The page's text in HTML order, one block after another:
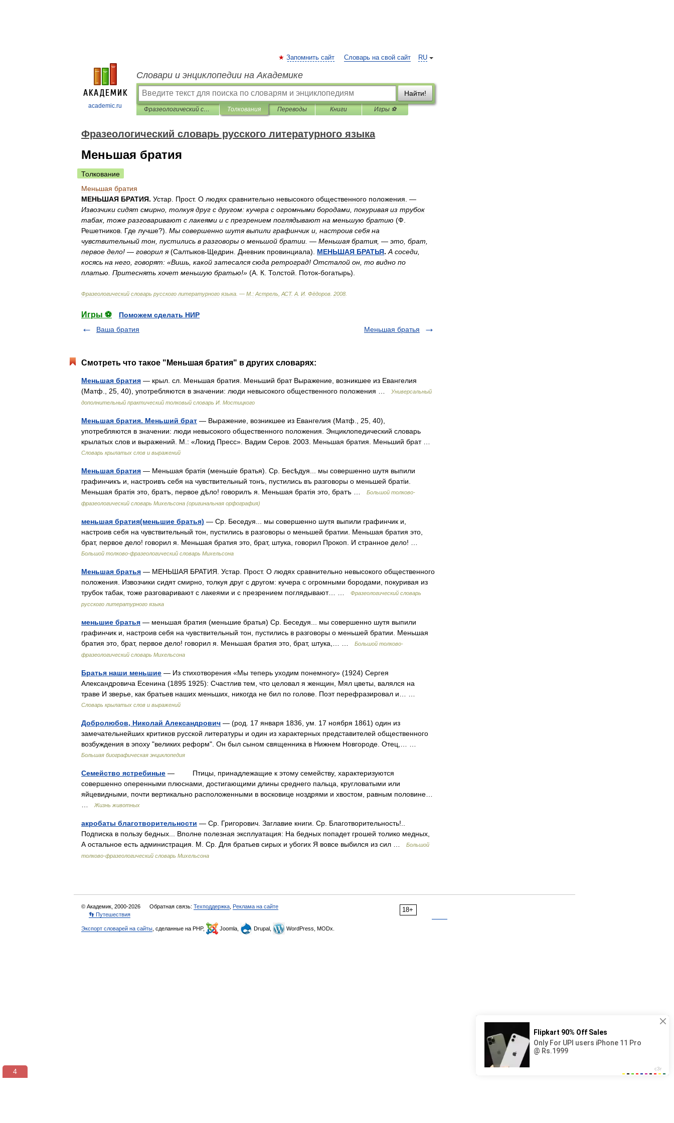
academic.ru
RU
Запомнить сайт Словарь на свой сайт
Словари и энциклопедии на Академике
Найти!
Фразеологический словарь русского литературного языка Толкования Переводы Книги Игры ⚽
Фразеологический словарь русского литературного языка
Меньшая братия
Толкование
Меньшая братия
МЕНЬШАЯ БРАТИЯ. Устар Прост. О людях сравнительно невысокого общественного положения . —
Извозчики сидят смирно толкуя друг с другом: кучера с огромными бородами покуривая из трубок
табак тоже разговаривают с лакеями и с презрением поглядывают на меньшую братию (Ф
Решетников Где лучше?). Мы совершенно шутя выпили графинчик и настроив себя на
чувствительный тон пустились в разговоры о меньшой братии . — Меньшая братия, — это брат
первое дело! — говорил я(Салтыков-Щедрин Дневник провинциала). МЕНЬШАЯ БРАТЬЯ. А соседи
косясь на него говорят: «Вишь какой затесался сюда ретроград! Отсталой он то видно по
платью Притеснять хочет меньшую братью!» (А К Толстой Поток-богатырь).
Фразеологический словарь русского литературного языка . — М : Астрель АСТ. А И Фёдоров 2008
Игры ⚽
Поможем сделать НИР
Ваша братия
Меньшая братья
Смотреть что такое "Меньшая братия" в других словарях:
Меньшая братия — крыл. сл. Меньшая братия. Меньший брат Выражение, возникшее из Евангелия
(Матф., 25, 40), употребляются в значении: люди невысокого общественного положения …
Универсальный
дополнительный практический толковый словарь И. Мостицкого
Меньшая братия. Меньший брат — Выражение, возникшее из Евангелия (Матф., 25, 40),
употребляются в значении: люди невысокого общественного положения. Энциклопедический словарь
крылатых слов и выражений. М.: «Локид Пресс». Вадим Серов. 2003. Меньшая братия. Меньший брат …
Словарь крылатых слов и выражений
Меньшая братия — Меньшая братія (меньшіе братья). Ср. Бесѣдуя... мы совершенно шутя выпили
графинчикъ и, настроивъ себя на чувствительный тонъ, пустились въ разговоры о меньшей братіи.
Меньшая братія это, братъ, первое дѣло! говорилъ я. Меньшая братія это, братъ …
Большой толково-
фразеологический словарь Михельсона (оригинальная орфография)
меньшая братия(меньшие братья) — Ср. Беседуя... мы совершенно шутя выпили графинчик и,
настроив себя на чувствительный тон, пустились в разговоры о меньшей братии. Меньшая братия это,
брат, первое дело! говорил я. Меньшая братия это, брат, штука, говорил Прокоп. И странное дело! …
Большой толково-фразеологический словарь Михельсона
Меньшая братья — МЕНЬШАЯ БРАТИЯ. Устар. Прост. О людях сравнительно невысокого общественного
положения. Извозчики сидят смирно, толкуя друг с другом: кучера с огромными бородами, покуривая из
трубок табак, тоже разговаривают с лакеями и с презрением поглядывают… …
Фразеологический словарь
русского литературного языка
меньшие братья — меньшая братия (меньшие братья) Ср. Беседуя... мы совершенно шутя выпили
графинчик и, настроив себя на чувствительный тон, пустились в разговоры о меньшей братии. Меньшая
братия это, брат, первое дело! говорил я. Меньшая братия это, брат, штука,… …
Большой толково-
фразеологический словарь Михельсона
Братья наши меньшие — Из стихотворения «Мы теперь уходим понемногу» (1924) Сергея
Александровича Есенина (1895 1925): Счастлив тем, что целовал я женщин, Мял цветы, валялся на
траве И зверье, как братьев наших меньших, никогда не бил по голове. Поэт перефразировал и… …
Словарь крылатых слов и выражений
Добролюбов, Николай Александрович — (род. 17 января 1836, ум. 17 ноября 1861) один из
замечательнейших критиков русской литературы и один из характерных представителей общественного
возбуждения в эпоху "великих реформ". Он был сыном священника в Нижнем Новгороде. Отец,… …
Большая биографическая энциклопедия
Семейство ястребиные — Птицы, принадлежащие к этому семейству, характеризуются
совершенно оперенными плюснами, достигающими длины среднего пальца, кругловатыми или
яйцевидными, почти вертикально расположенными в восковице ноздрями и хвостом, равным половине…
Жизнь животных
акробаты благотворительности — Ср. Григорович. Заглавие книги. Ср. Благотворительность!..
Подписка в пользу бедных... Вполне полезная эксплуатация: На бедных попадет грошей толико медных,
А остальное есть администрация. М. Ср. Для братьев сирых и убогих Я вовсе выбился из сил …
Большой
толково-фразеологический словарь Михельсона
18+
© Академик, 2000-2026 Обратная связь: Техподдержка Реклама на сайте
👣 Путешествия
Экспорт словарей на сайты , сделанные на PHP, Joomla, Drupal, WordPress, MODx.
4